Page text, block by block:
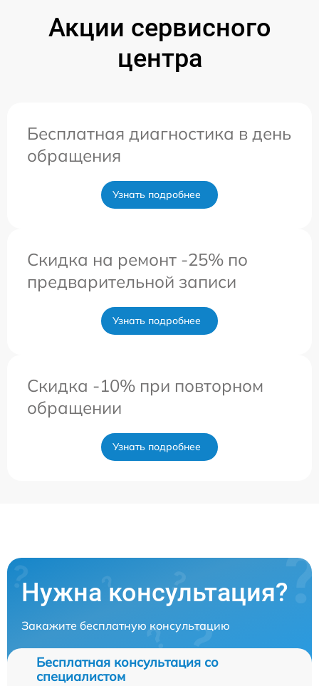
Акции сервисного
центра
Бесплатная диагностика в день
обращения
Узнать подробнее
Скидка на ремонт -25% по
предварительной записи
Узнать подробнее
Скидка -10% при повторном
обращении
Узнать подробнее
Нужна консультация?
Закажите бесплатную консультацию
Бесплатная консультация со
специалистом